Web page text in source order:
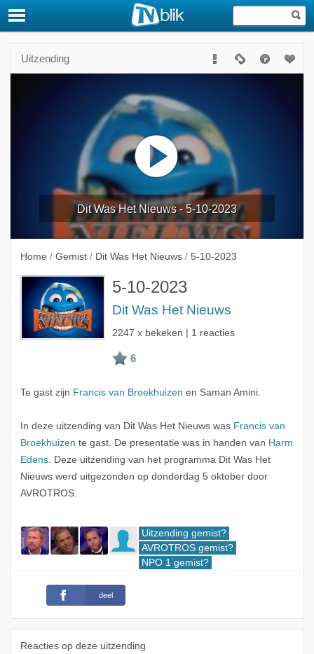
Uitzending
Dit Was Het Nieuws - 5-10-2023
Home / Gemist / Dit Was Het Nieuws / 5-10-2023
5-10-2023
Dit Was Het Nieuws
2247 x bekeken | 1 reacties
Te gast zijn Francis van Broekhuizen en Saman Amini.
In deze uitzending van Dit Was Het Nieuws was Francis van
Broekhuizen te gast. De presentatie was in handen van Harm
Edens. Deze uitzending van het programma Dit Was Het
Nieuws werd uitgezonden op donderdag 5 oktober door
AVROTROS.
Uitzending gemist?
AVROTROS gemist?
NPO 1 gemist?
deel
Reacties op deze uitzending